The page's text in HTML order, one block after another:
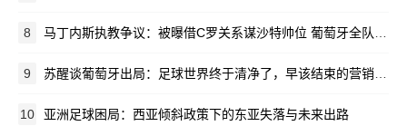
8 马丁内斯执教争议：被曝借C罗关系谋沙特帅位 葡萄牙全队离心离德
9 苏醒谈葡萄牙出局：足球世界终于清净了，早该结束的营销闹剧
10 亚洲足球困局：西亚倾斜政策下的东亚失落与未来出路